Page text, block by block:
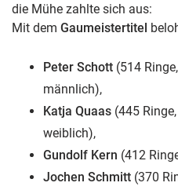
die Mühe zahlte sich aus:
Mit dem Gaumeistertitel
Peter Schott (514
männlich),
Katja Quaas (445
weiblich),
Gundolf Kern (412
Jochen Schmitt (370